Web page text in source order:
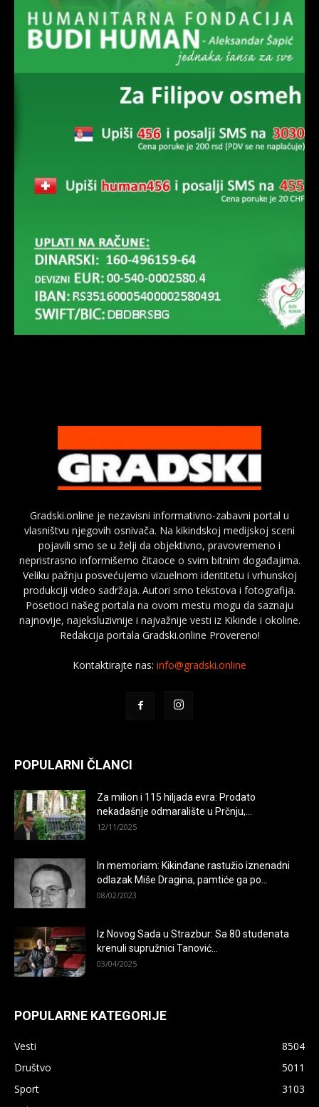
Gradski.online je nezavisni informativno-zabavni portal u
vlasništvu njegovih osnivača. Na kikindskoj medijskoj sceni
pojavili smo se u želji da objektivno, pravovremeno i
nepristrasno informišemo čitaoce o svim bitnim događajima.
Veliku pažnju posvećujemo vizuelnom identitetu i vrhunskoj
produkciji video sadržaja. Autori smo tekstova i fotografija.
Posetioci našeg portala na ovom mestu mogu da saznaju
najnovije, najeksluzivnije i najvažnije vesti iz Kikinde i okoline.
Redakcija portala Gradski.online Provereno!
Kontaktirajte nas: info@gradski.online
POPULARNI ČLANCI
Za milion i 115 hiljada evra: Prodato
nekadašnje odmaralište u Prčnju,...
12/11/2025
In memoriam: Kikinđane rastužio iznenadni
odlazak Miše Dragina, pamtiće ga po...
08/02/2023
Iz Novog Sada u Strazbur: Sa 80 studenata
krenuli supružnici Tanović...
03/04/2025
POPULARNE KATEGORIJE
Vesti
8504
Društvo
5011
Sport
3103